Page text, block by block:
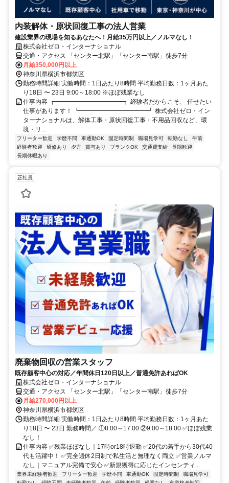
内装解体・原状回復工事の法人営業
建設業界の現場を知るあなたへ！月給35万円以上／ノルマなし！
株式会社ゼロ・インターナショナル
交通・アクセス 「センター北駅」「センター南駅」徒歩7分
月給350,000円以上
神奈川県横浜市都筑区
勤務時間詳細 実働時間：1日あたり8時間 平均勤務日数：1ヶ月あた
り18日 〜 23日 9:00～18:00 ※ほぼ残業なし
仕事内容 ┏━━━━━━━━━━━┓ 経験者だからこそ、 任せたい
仕事があります！ ┗━━━━━━━━━━━┛ 株式会社ゼロ・イン
ターナショナルは、解体工事・原状回復工事・不用品回収など、環
境・リ...
フリーター歓迎 学歴不問 車通勤OK 固定時間制 職場見学可 転勤なし
午前
経験者歓迎
研修あり 夕方 賞与あり ブランクOK 交通費支給
長期歓迎
長期休暇あり
正社員
廃棄物回収の営業スタッフ
既存顧客中心の対応／年間休日120日以上／普通免許あればOK
株式会社ゼロ・インターナショナル
交通・アクセス 「センター北駅」「センター南駅」徒歩7分
月給270,000円以上
神奈川県横浜市都筑区
勤務時間詳細 実働時間：1日あたり8時間 平均勤務日数：1ヶ月あた
り18日 〜 23日 勤務時間／ ①8:00～17:00 ②9:00～18:00 ✅ほぼ残業
なし！
仕事内容 ✅残業ほぼなし｜17時or18時退勤 ✅20代の若手から30代40
代も活躍中！ ✅完全週休2日制で私生活と無理なく両立 ✅営業ノルマ
なし｜マニュアル完備で安心 ✅新規獲得に応じたインセンティ...
業界未経験者歓迎 フリーター歓迎 学歴不問 車通勤OK 固定時間制
職場見学可